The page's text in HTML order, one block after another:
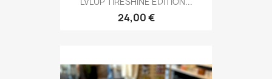
24,00 €